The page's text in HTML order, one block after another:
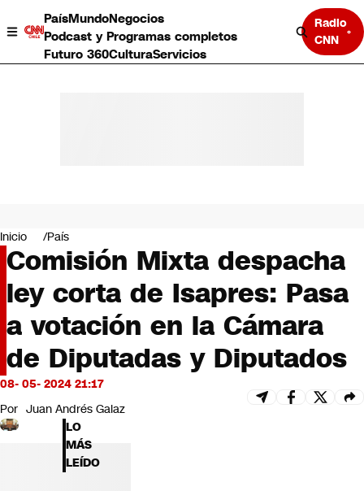
PaísMundoNegocios
Podcast y Programas completos
Futuro 360CulturaServicios
Radio
CNN
Negocios
Deportes
Programas completos
Cultura
Servicios
Bits
CNN tiempo
Futuro 360
Inicio País
Comisión Mixta despacha
ley corta de Isapres: Pasa
a votación en la Cámara
de Diputadas y Diputados
08- 05- 2024 21:17
Por Juan Andrés Galaz
LO
MÁS
LEÍDO